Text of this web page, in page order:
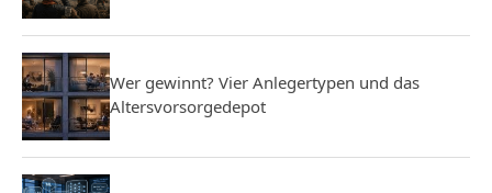
Wer gewinnt? Vier Anlegertypen und das
Altersvorsorgedepot